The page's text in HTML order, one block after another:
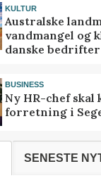
KULTUR
Australske
vandmangel og
danske
BUSINESS
Ny HR-chef
forretning i
SENESTE